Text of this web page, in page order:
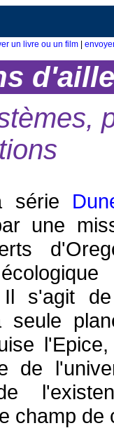
un livre ou un film
série
une
Il s'agit
seule
de
champ de